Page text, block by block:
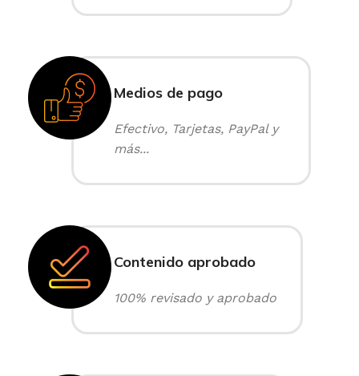
Medios de pago
Efectivo, Tarjetas, PayPal y
más...
Contenido aprobado
100% revisado y aprobado